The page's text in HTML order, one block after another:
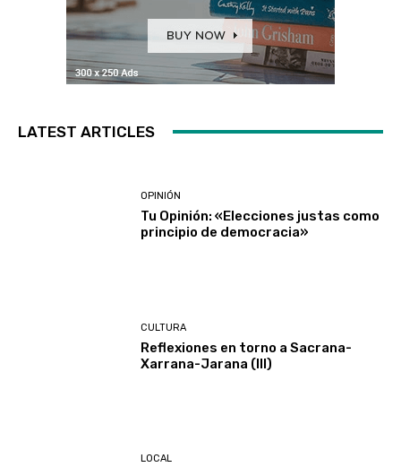
LATEST ARTICLES
OPINIÓN
Tu Opinión: «Elecciones justas como
principio de democracia»
CULTURA
Reflexiones en torno a Sacrana-
Xarrana-Jarana (III)
LOCAL